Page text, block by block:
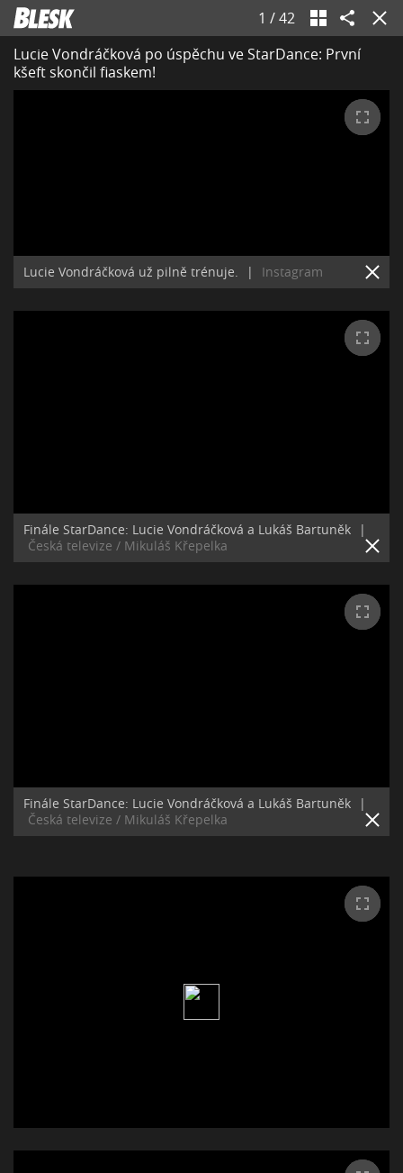
1 /42
Lucie Vondráčková po úspěchu ve StarDance: První
kšeft skončil fiaskem!
Lucie Vondráčková už pilně trénuje. | Instagram
Finále StarDance: Lucie Vondráčková a Lukáš Bartuněk
|
Česká televize / Mikuláš Křepelka
Finále StarDance: Lucie Vondráčková a Lukáš Bartuněk
|
Česká televize / Mikuláš Křepelka